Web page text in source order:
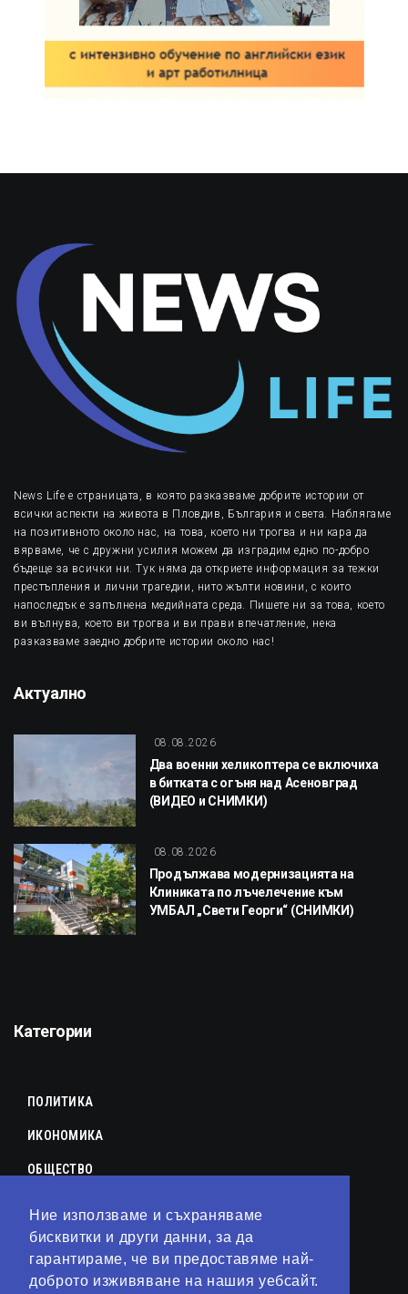
Ние използваме и съхраняваме
бисквитки и други данни, за да
гарантираме, че ви предоставяме най-
доброто изживяване на нашия уебсайт.
News Life е страницата, в която разказваме добрите истории от
всички аспекти на живота в Пловдив, България и света. Наблягаме
на позитивното около нас, на това, което ни трогва и ни кара да
вярваме, че с дружни усилия можем да изградим едно по-добро
бъдеще за всички ни. Тук няма да откриете информация за тежки
престъпления и лични трагедии, нито жълти новини, с които
напоследък е запълнена медийната среда. Пишете ни за това, което
ви вълнува, което ви трогва и ви прави впечатление, нека
разказваме заедно добрите истории около нас!
Актуално
08.08.2026
Два военни хеликоптера се включиха
в битката с огъня над Асеновград
(ВИДЕО и СНИМКИ)
08.08.2026
Продължава модернизацията на
Клиниката по лъчелечение към
УМБАЛ „Свети Георги“ (СНИМКИ)
Категории
ПОЛИТИКА
ИКОНОМИКА
ОБЩЕСТВО
КУЛТУРА
ЛАЙФСТАЙЛ